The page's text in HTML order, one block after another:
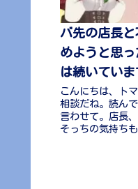
バ先の店長
めようと思
は続いてい
こんにちは、ト
相談だね。読ん
言わせて。店長
そっちの気持ち